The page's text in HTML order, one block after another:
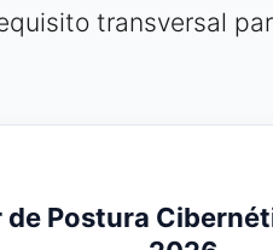
transversal
de Postura